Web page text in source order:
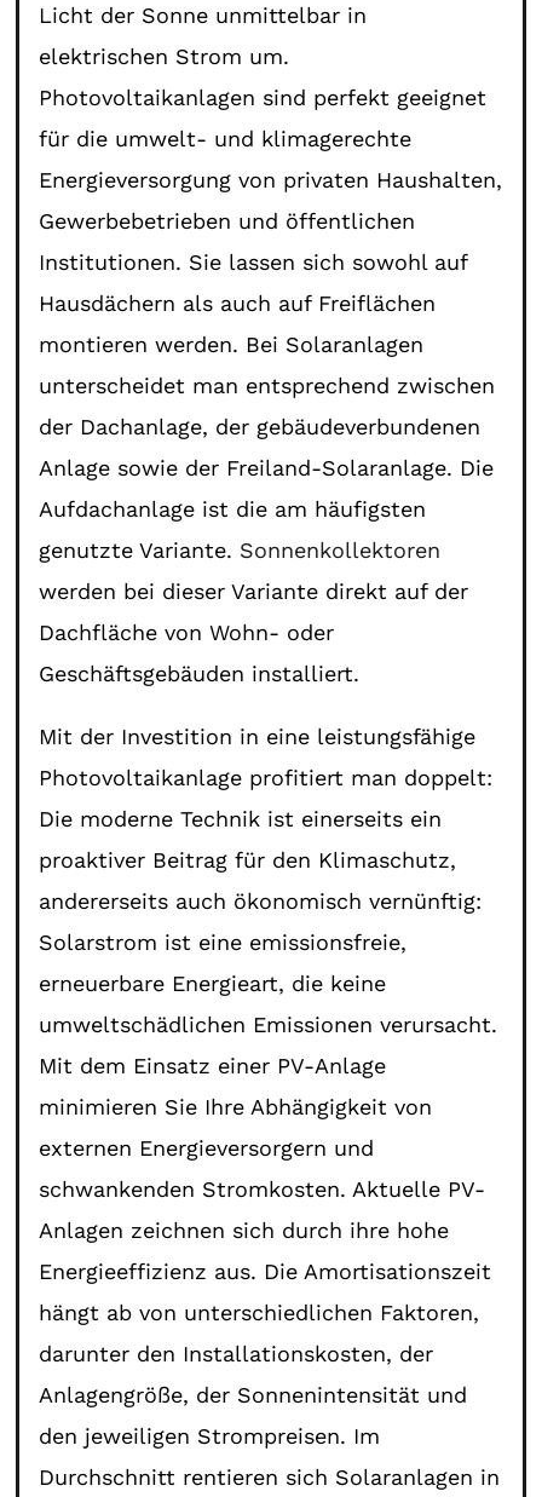
Licht der Sonne unmittelbar in
elektrischen Strom um.
Photovoltaikanlagen sind perfekt geeignet
für die umwelt- und klimagerechte
Energieversorgung von privaten Haushalten,
Gewerbebetrieben und öffentlichen
Institutionen. Sie lassen sich sowohl auf
Hausdächern als auch auf Freiflächen
montieren werden. Bei Solaranlagen
unterscheidet man entsprechend zwischen
der Dachanlage, der gebäudeverbundenen
Anlage sowie der Freiland-Solaranlage. Die
Aufdachanlage ist die am häufigsten
genutzte Variante. Sonnenkollektoren
werden bei dieser Variante direkt auf der
Dachfläche von Wohn- oder
Geschäftsgebäuden installiert.
Mit der Investition in eine leistungsfähige
Photovoltaikanlage profitiert man doppelt:
Die moderne Technik ist einerseits ein
proaktiver Beitrag für den Klimaschutz,
andererseits auch ökonomisch vernünftig:
Solarstrom ist eine emissionsfreie,
erneuerbare Energieart, die keine
umweltschädlichen Emissionen verursacht.
Mit dem Einsatz einer PV-Anlage
minimieren Sie Ihre Abhängigkeit von
externen Energieversorgern und
schwankenden Stromkosten. Aktuelle PV-
Anlagen zeichnen sich durch ihre hohe
Energieeffizienz aus. Die Amortisationszeit
hängt ab von unterschiedlichen Faktoren,
darunter den Installationskosten, der
Anlagengröße, der Sonnenintensität und
den jeweiligen Strompreisen. Im
Durchschnitt rentieren sich Solaranlagen in